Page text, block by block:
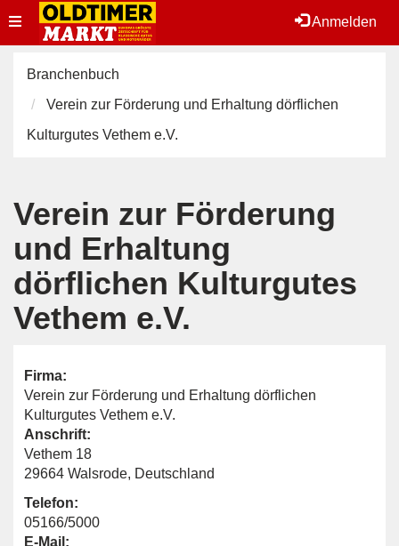
Anmelden
Toggle
navigation
Branchenbuch
Verein zur Förderung und Erhaltung dörflichen
Kulturgutes Vethem e.V.
Verein zur Förderung
und Erhaltung
dörflichen Kulturgutes
Vethem e.V.
Firma:
Verein zur Förderung und Erhaltung dörflichen
Kulturgutes Vethem e.V.
Anschrift:
Vethem 18
29664 Walsrode, Deutschland
Telefon:
05166/5000
E-Mail: